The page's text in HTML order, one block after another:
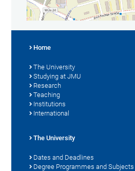
Home
The University
Studying at JMU
Research
Teaching
Institutions
International
The University
Dates and Deadlines
Degree Programmes and Subjects